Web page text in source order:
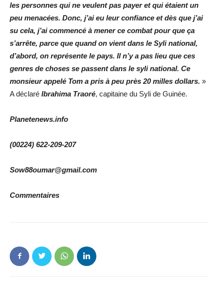
les personnes qui ne veulent pas payer et qui étaient un
peu menacées. Donc, j’ai eu leur confiance et dès que j’ai
su cela, j’ai commencé à mener ce combat pour que ça
s’arrête, parce que quand on vient dans le Syli national,
d’abord, on représente le pays. Il n’y a pas lieu que ces
genres de choses se passent dans le syli national. Ce
monsieur appelé Tom a pris à peu près 20 milles dollars. »
A déclaré Ibrahima Traoré, capitaine du Syli de Guinée.
Planetenews.info
(00224) 622-209-207
Sow88oumar@gmail.com
Commentaires